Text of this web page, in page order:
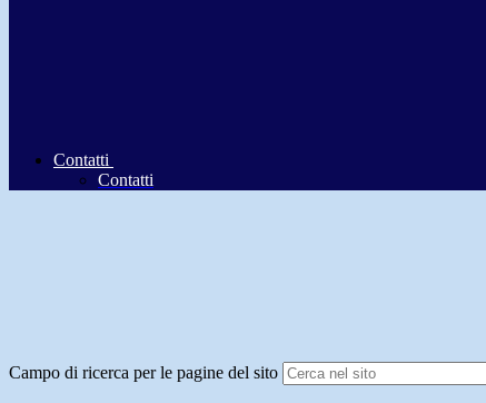
Contatti
Contatti
Campo di ricerca per le pagine del sito